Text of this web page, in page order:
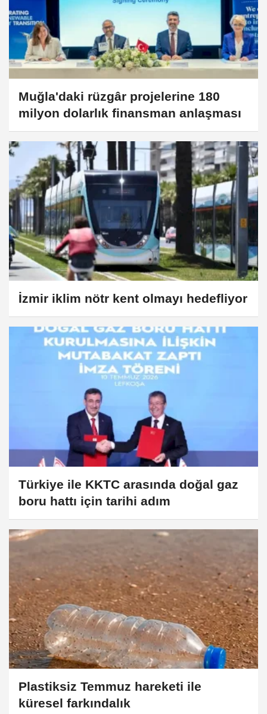
Muğla'daki rüzgâr projelerine 180
milyon dolarlık finansman anlaşması
İzmir iklim nötr kent olmayı hedefliyor
Türkiye ile KKTC arasında doğal gaz
boru hattı için tarihi adım
Plastiksiz Temmuz hareketi ile
küresel farkındalık